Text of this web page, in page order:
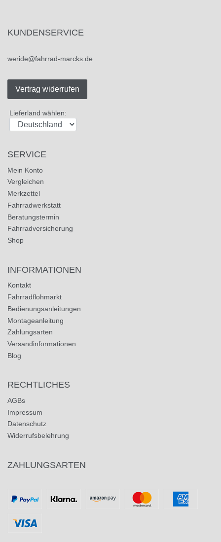
KUNDENSERVICE
weride@fahrrad-marcks.de
Vertrag widerrufen
Lieferland wählen:
SERVICE
Mein Konto
Vergleichen
Merkzettel
Fahrradwerkstatt
Beratungstermin
Fahrradversicherung
Shop
INFORMATIONEN
Kontakt
Fahrradflohmarkt
Bedienungsanleitungen
Montageanleitung
Zahlungsarten
Versandinformationen
Blog
RECHTLICHES
AGBs
Impressum
Datenschutz
Widerrufsbelehrung
ZAHLUNGSARTEN